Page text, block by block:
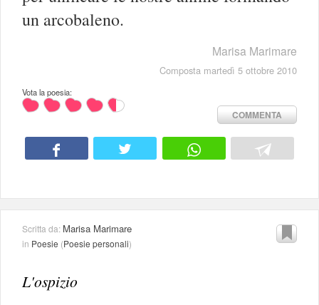
un arcobaleno.
Marisa Marimare
Composta martedì 5 ottobre 2010
Vota la poesia:
COMMENTA
Scritta da: Marisa Marimare
in Poesie (Poesie personali)
L'ospizio